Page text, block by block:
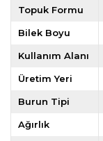
Topuk Formu
Bilek Boyu
Kullanım Alanı
Üretim Yeri
Burun Tipi
Ağırlık